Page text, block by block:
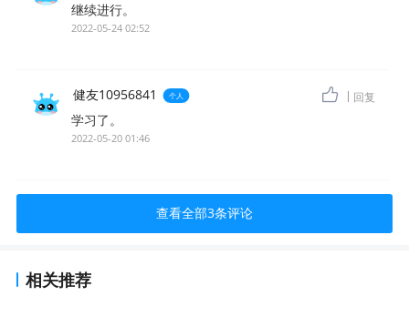
继续进行。
2022-05-24 02:52
健友10956841 个人
学习了。
2022-05-20 01:46
回复
查看全部3条评论
相关推荐